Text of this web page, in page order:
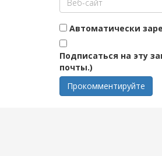
Автоматически
Подписаться на эту
почты.)
Прокомментируйте